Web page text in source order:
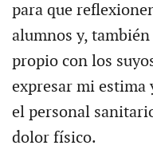
para que
alumnos y,
propio con los
expresar mi
el personal
dolor físico.